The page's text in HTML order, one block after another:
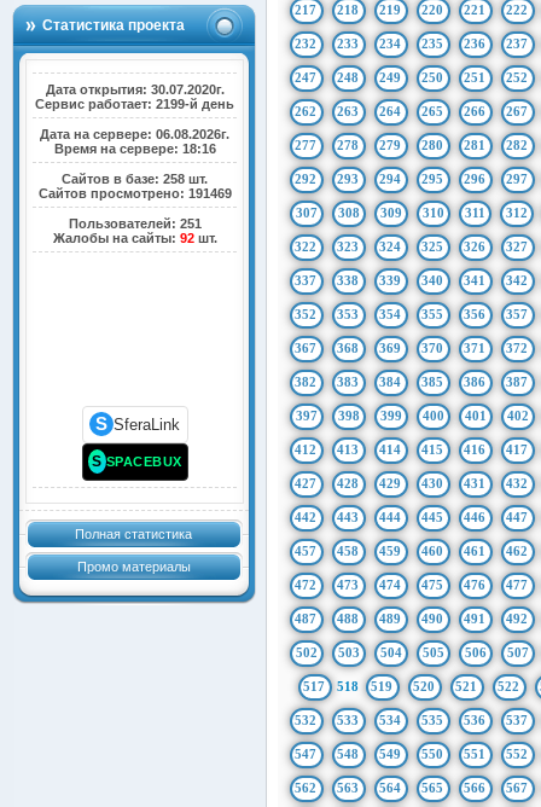
Статистика проекта
Дата открытия: 30.07.2020г.
Сервис работает: 2199-й день
Дата на сервере: 06.08.2026г.
Время на сервере: 18:16
Сайтов в базе: 258 шт.
Сайтов просмотрено: 191469
Пользователей: 251
Жалобы на сайты: 92шт.
S SferaLink
S SPACEBUX
Полная статистика
Промо материалы
217 218 219 220 221 222
232 233 234 235 236 237
247 248 249 250 251 252
262 263 264 265 266 267
277 278 279 280 281 282
292 293 294 295 296 297
307 308 309 310 311 312
322 323 324 325 326 327
337 338 339 340 341 342
352 353 354 355 356 357
367 368 369 370 371 372
382 383 384 385 386 387
397 398 399 400 401 402
412 413 414 415 416 417
427 428 429 430 431 432
442 443 444 445 446 447
457 458 459 460 461 462
472 473 474 475 476 477
487 488 489 490 491 492
502 503 504 505 506 507
517 518 519 520 521 522
532 533 534 535 536 537
547 548 549 550 551 552
562 563 564 565 566 567